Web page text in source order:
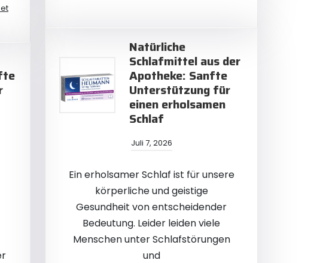
Natürliche
Schlafmittel aus der
Apotheke: Sanfte
Unterstützung für
einen erholsamen
Schlaf
Juli 7, 2026
Ein erholsamer Schlaf ist für unsere
körperliche und geistige
Gesundheit von entscheidender
Bedeutung. Leider leiden viele
Menschen unter Schlafstörungen
und